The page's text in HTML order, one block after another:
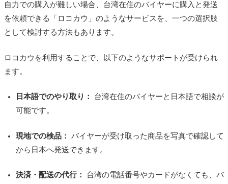
自力での購入が難しい場合、台湾在住のバイヤーに購入と発送
を依頼できる「ロコカウ」のようなサービスを、一つの選択肢
として検討する方法もあります。
ロコカウを利用することで、以下のようなサポートが受けられ
ます。
日本語でのやり取り：
台湾在住のバイヤーと日本語で相談が
可能です。
現地での検品：
バイヤーが受け取った商品を写真で確認して
から日本へ発送できます。
決済・配送の代行：
台湾の電話番号やカードがなくても、バ